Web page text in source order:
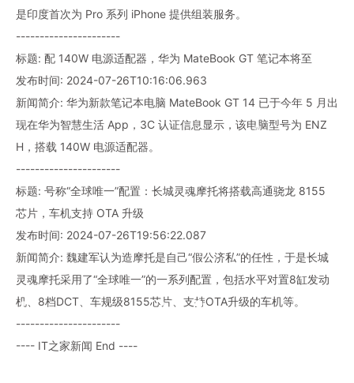
是印度首次为 Pro 系列 iPhone 提供组装服务。
----------------------
标题: 配 140W 电源适配器，华为 MateBook GT 笔记本将至
发布时间: 2024-07-26T10:16:06.963
新闻简介: 华为新款笔记本电脑 MateBook GT 14 已于今年 5 月出
现在华为智慧生活 App，3C 认证信息显示，该电脑型号为 ENZ
H，搭载 140W 电源适配器。
----------------------
标题: 号称“全球唯一”配置：长城灵魂摩托将搭载高通骁龙 8155
芯片，车机支持 OTA 升级
发布时间: 2024-07-26T19:56:22.087
新闻简介: 魏建军认为造摩托是自己“假公济私”的任性，于是长城
灵魂摩托采用了“全球唯一”的一系列配置，包括水平对置8缸发动
机、8档DCT、车规级8155芯片、支持OTA升级的车机等。
----------------------
---- IT之家新闻 End ----